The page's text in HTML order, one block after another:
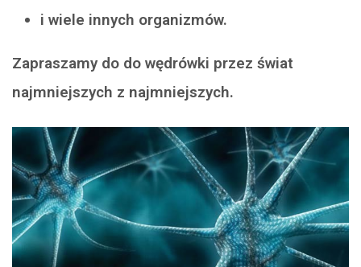
i wiele innych organizmów.
Zapraszamy do do wędrówki przez świat
najmniejszych z najmniejszych.